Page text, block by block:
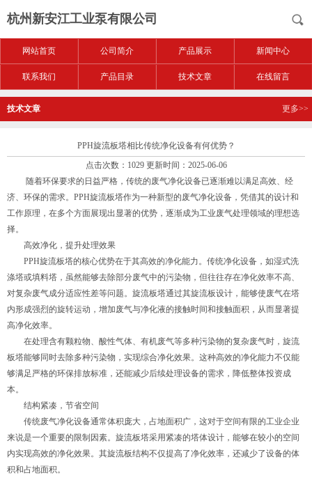
杭州新安江工业泵有限公司
网站首页 公司简介 产品展示 新闻中心
联系我们 产品目录 技术文章 在线留言
技术文章 更多>>
PPH旋流板塔相比传统净化设备有何优势？
点击次数：1029 更新时间：2025-06-06
随着环保要求的日益严格，传统的废气净化设备已逐渐难以满足高效、经
济、环保的需求。PPH旋流板塔作为一种新型的废气净化设备，凭借其的设计和
工作原理，在多个方面展现出显著的优势，逐渐成为工业废气处理领域的理想选
择。
高效净化，提升处理效果
PPH旋流板塔的核心优势在于其高效的净化能力。传统净化设备，如湿式洗
涤塔或填料塔，虽然能够去除部分废气中的污染物，但往往存在净化效率不高、
对复杂废气成分适应性差等问题。旋流板塔通过其旋流板设计，能够使废气在塔
内形成强烈的旋转运动，增加废气与净化液的接触时间和接触面积，从而显著提
高净化效率。
在处理含有颗粒物、酸性气体、有机废气等多种污染物的复杂废气时，旋流
板塔能够同时去除多种污染物，实现综合净化效果。这种高效的净化能力不仅能
够满足严格的环保排放标准，还能减少后续处理设备的需求，降低整体投资成
本。
结构紧凑，节省空间
传统废气净化设备通常体积庞大，占地面积广，这对于空间有限的工业企业
来说是一个重要的限制因素。旋流板塔采用紧凑的塔体设计，能够在较小的空间
内实现高效的净化效果。其旋流板结构不仅提高了净化效率，还减少了设备的体
积和占地面积。